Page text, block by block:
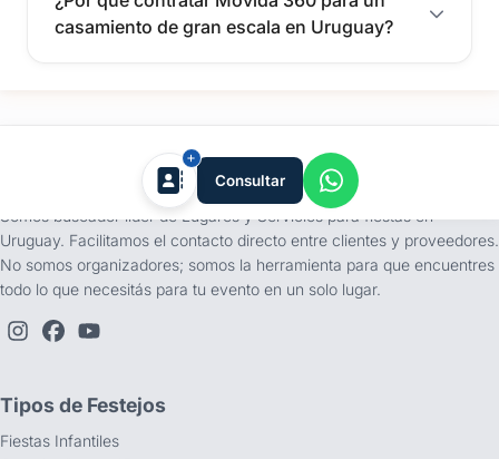
casamiento de gran escala en Uruguay?
Consultar
tufiesta.com.uy
Somos buscador líder de Lugares y Servicios para fiestas en
Uruguay. Facilitamos el contacto directo entre clientes y proveedores.
No somos organizadores; somos la herramienta para que encuentres
todo lo que necesitás para tu evento en un solo lugar.
Tipos de Festejos
Fiestas Infantiles